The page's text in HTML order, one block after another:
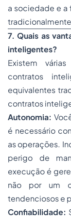
a sociedade e a
7. Quais as
inteligentes?
Existem
contratos
equivalentes
contratos
Autonomia:
é necessário
as operações.
perigo de
execução é
não por um
tendenciosos e
Confiabilidade: